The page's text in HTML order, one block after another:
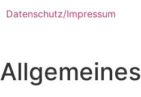
Datenschutz/Impressum
Allgemeines